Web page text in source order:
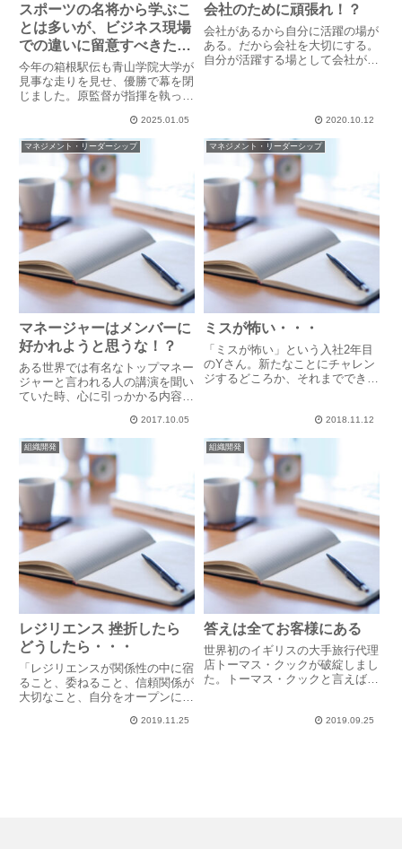
スポーツの名将から学ぶこ
とは多いが、ビジネス現場
での違いに留意すべきたっ
た一つのコト
今年の箱根駅伝も青山学院大学が
見事な走りを見せ、優勝で幕を閉
じました。原監督が指揮を執った
に導いたという事実はまさに名将
の名にふさわしい実績です。その
指導力は、ビジネスの現場でも多
くのヒントを与えてくれます。...
2025.01.05
会社のために頑張れ！？
会社があるから自分に活躍の場が
ある。だから会社を大切にする。
自分が活躍する場として会社があ
似て非なり。意味合いが異なりま
が...
2020.10.12
マネジメント・リーダーシップ
マネージャーはメンバーに
好かれようと思うな！？
ある世界では有名なトップマネー
ジャーと言われる人の講演を聞い
ていた時、心に引っかかる内容が
に毅然としてなければいけない。
メンバーに好かれようと思う必要
はない。嫌われることを恐れる
な。愛情に裏打ちされた厳しさな
ら...
2017.10.05
マネジメント・リーダーシップ
ミスが怖い・・・
「ミスが怖い」という入社2年目
のYさん。新たなことにチャレン
ジするどころか、それまでできて
か、表情も暗く沈み口数少なで、
先輩や他のメンバーとの会話もめ
っきり減ってしまいました。困
2018.11.12
組織開発
レジリエンス 挫折したら
どうしたら・・・
「レジリエンスが関係性の中に宿
ること、委ねること、信頼関係が
大切なこと、自分をオープンにす
た。けれども・・折れてしまった
2019.11.25
組織開発
答えは全てお客様にある
世界初のイギリスの大手旅行代理
店トーマス・クックが破綻しまし
た。トーマス・クックと言えば、
ーズチェック、さらには欧州オペ
2019.09.25